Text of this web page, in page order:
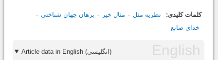
کلمات کلیدی: نظریه مثل مثال خیر
برهان جهان شناختی
خدای صانع
Article data in English (انگلیسی)